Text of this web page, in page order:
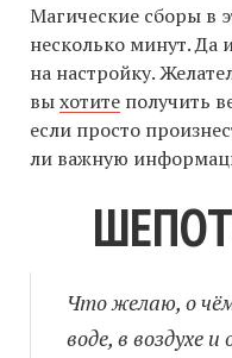
Магические сборы в
несколько минут. Да
на настройку.
выхотите получить
если просто
ли важную
Что желаю, о
воде, в воздухе